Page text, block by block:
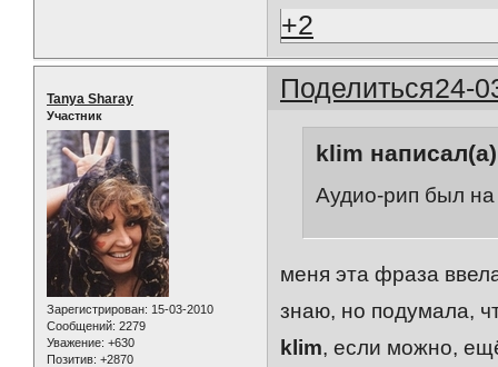
+2
Поделиться24-
Tanya Sharay
Участник
Зарегистрирован: 15-03-2010
Сообщений: 2279
Уважение: +630
Позитив: +2870
klim
Аудио-рип был
меня эта фраза
знаю, но подумала,
klim, если можно,